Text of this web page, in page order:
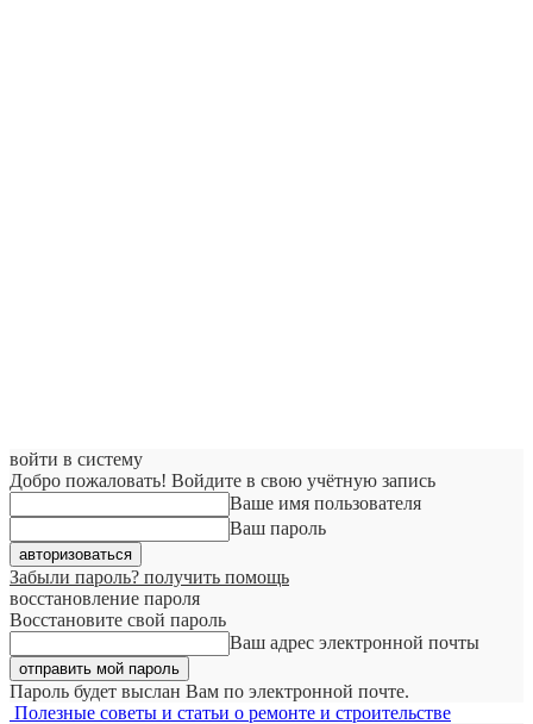
войти в систему
Добро пожаловать! Войдите в свою учётную запись
Ваше имя пользователя
Ваш пароль
Забыли пароль? получить помощь
восстановление пароля
Восстановите свой пароль
Ваш адрес электронной почты
Пароль будет выслан Вам по электронной почте.
Полезные советы и статьи о ремонте и строительстве